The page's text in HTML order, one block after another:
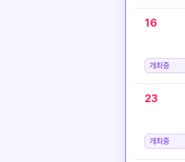
16
개최중
23
개최중